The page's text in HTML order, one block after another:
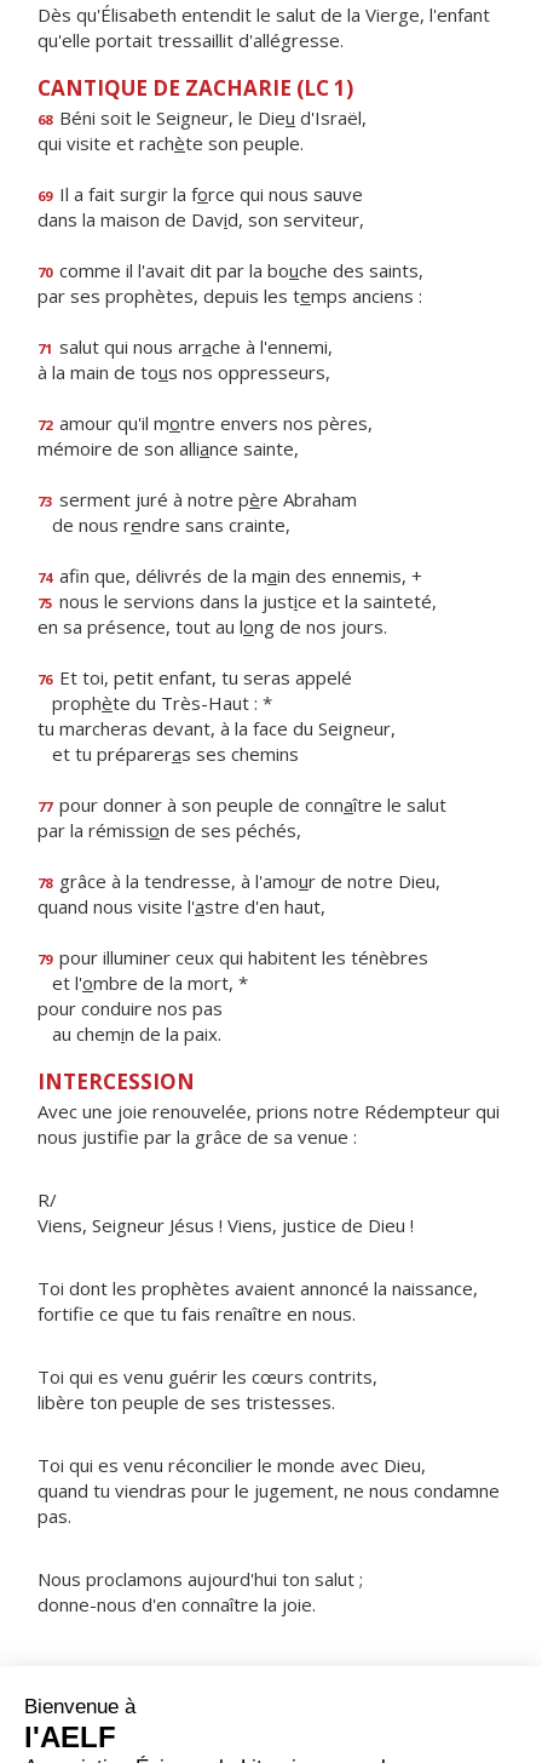
Dès qu'Élisabeth entendit le salut de la Vierge, l'enfant
qu'elle portait tressaillit d'allégresse.
CANTIQUE DE ZACHARIE (LC 1)
68 Béni soit le Seigneur, le Dieu d'Israël,
qui visite et rachète son peuple.
69 Il a fait surgir la force qui nous sauve
dans la maison de David, son serviteur,
70 comme il l'avait dit par la bouche des saints,
par ses prophètes, depuis les temps anciens :
71 salut qui nous arrache à l'ennemi,
à la main de tous nos oppresseurs,
72 amour qu'il montre envers nos pères,
mémoire de son alliance sainte,
73 serment juré à notre père Abraham
de nous rendre sans crainte,
74 afin que, délivrés de la main des ennemis, +
75 nous le servions dans la justice et la sainteté,
en sa présence, tout au long de nos jours.
76 Et toi, petit enfant, tu seras appelé
prophète du Très-Haut : *
tu marcheras devant, à la face du Seigneur,
et tu prépareras ses chemins
77 pour donner à son peuple de connaître le salut
par la rémission de ses péchés,
78 grâce à la tendresse, à l'amour de notre Dieu,
quand nous visite l'astre d'en haut,
79 pour illuminer ceux qui habitent les ténèbres
et l'ombre de la mort, *
pour conduire nos pas
au chemin de la paix.
INTERCESSION
Avec une joie renouvelée, prions notre Rédempteur qui
nous justifie par la grâce de sa venue :
R/
Viens, Seigneur Jésus ! Viens, justice de Dieu !
Toi dont les prophètes avaient annoncé la naissance,
fortifie ce que tu fais renaître en nous.
Toi qui es venu guérir les cœurs contrits,
libère ton peuple de ses tristesses.
Toi qui es venu réconcilier le monde avec Dieu,
quand tu viendras pour le jugement, ne nous condamne
pas.
Nous proclamons aujourd'hui ton salut ;
donne-nous d'en connaître la joie.
ORAISON